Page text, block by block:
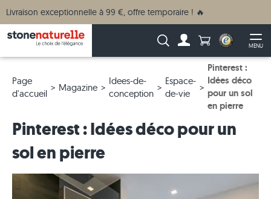
Livraison exceptionnelle à 99 €, offre temporaire ! 🔥
MENU
Recherche :Anzahl
Page
d'accueil
Magazine
Idees-de-
conception
Espace-
de-vie
Pinterest :
Idées déco
pour un sol
en pierre
Pinterest : Idées déco pour un
sol en pierre